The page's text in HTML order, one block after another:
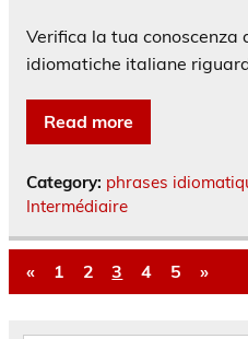
Verifica la tua conoscenza
idiomatiche italiane
Read more
Category: phrases
Intermédiaire
« 1 2 3 4 5 »